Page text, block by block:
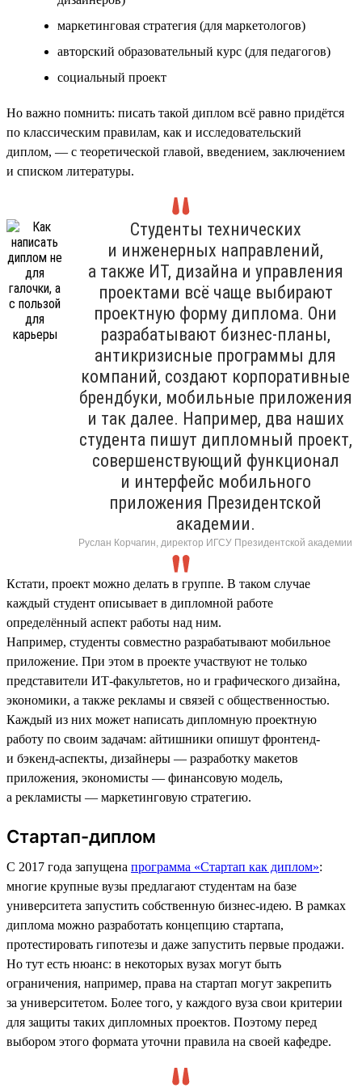
маркетинговая стратегия (для маркетологов)
авторский образовательный курс (для педагогов)
социальный проект
Но важно помнить: писать такой диплом всё равно придётся
по классическим правилам, как и исследовательский
диплом, — с теоретической главой, введением, заключением
и списком литературы.
Студенты технических
и инженерных направлений,
а также ИТ, дизайна и управления
проектами всё чаще выбирают
проектную форму диплома. Они
разрабатывают бизнес-планы,
антикризисные программы для
компаний, создают корпоративные
брендбуки, мобильные приложения
и так далее. Например, два наших
студента пишут дипломный проект,
совершенствующий функционал
и интерфейс мобильного
приложения Президентской
академии.
Руслан Корчагин, директор ИГСУ Президентской академии
Кстати, проект можно делать в группе. В таком случае
каждый студент описывает в дипломной работе
определённый аспект работы над ним.
Например, студенты совместно разрабатывают мобильное
приложение. При этом в проекте участвуют не только
представители ИТ-факультетов, но и графического дизайна,
экономики, а также рекламы и связей с общественностью.
Каждый из них может написать дипломную проектную
работу по своим задачам: айтишники опишут фронтенд-
и бэкенд-аспекты, дизайнеры — разработку макетов
приложения, экономисты — финансовую модель,
а рекламисты — маркетинговую стратегию.
Стартап-диплом
С 2017 года запущена программа «Стартап как диплом»:
многие крупные вузы предлагают студентам на базе
университета запустить собственную бизнес-идею. В рамках
диплома можно разработать концепцию стартапа,
протестировать гипотезы и даже запустить первые продажи.
Но тут есть нюанс: в некоторых вузах могут быть
ограничения, например, права на стартап могут закрепить
за университетом. Более того, у каждого вуза свои критерии
для защиты таких дипломных проектов. Поэтому перед
выбором этого формата уточни правила на своей кафедре.